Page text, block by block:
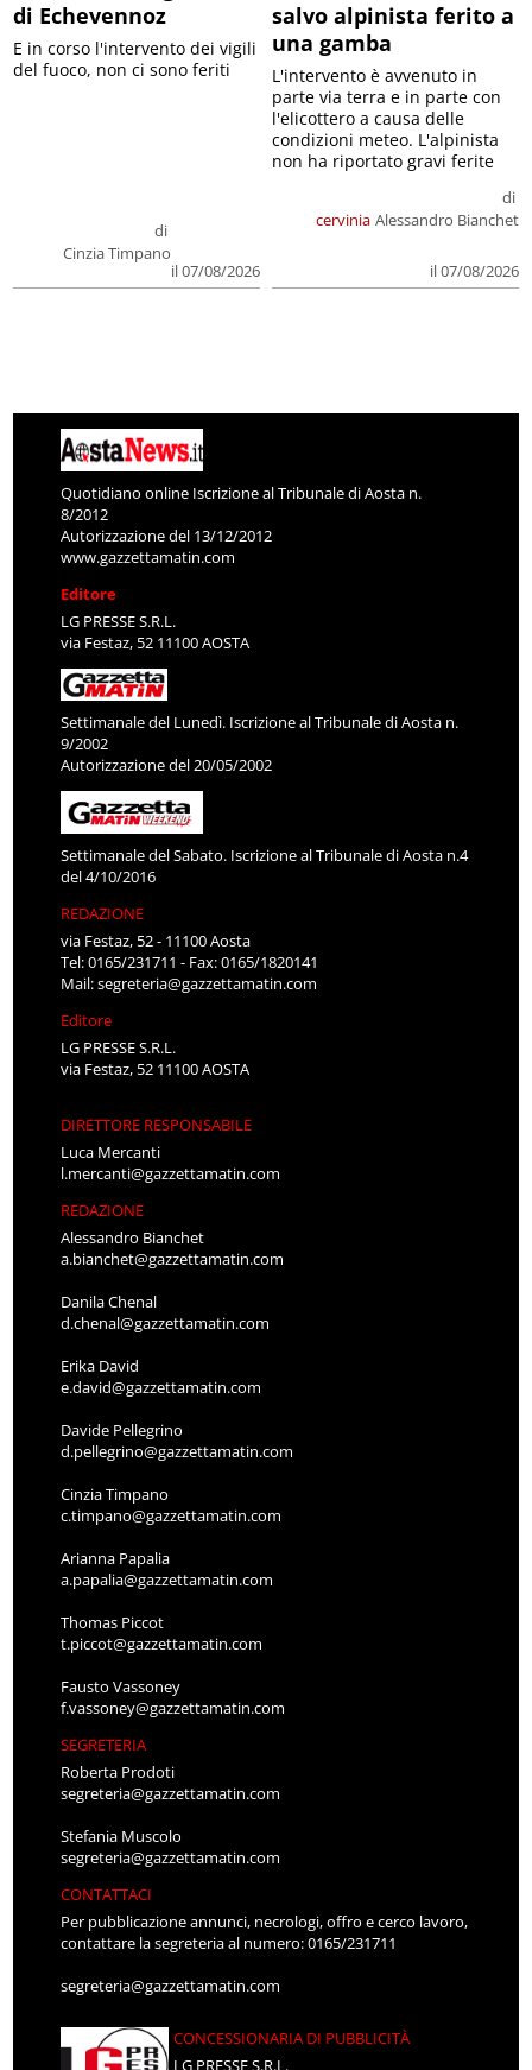
di Echevennoz
di
Cinzia Timpano
il 07/08/2026
E in corso l'intervento dei vigili
del fuoco, non ci sono feriti
salvo alpinista ferito a
una gamba
cervinia
di
Alessandro Bianchet
il 07/08/2026
L'intervento è avvenuto in
parte via terra e in parte con
l'elicottero a causa delle
condizioni meteo. L'alpinista
non ha riportato gravi ferite
Quotidiano online Iscrizione al Tribunale di Aosta n.
8/2012
Autorizzazione del 13/12/2012
www.gazzettamatin.com
Editore
LG PRESSE S.R.L.
via Festaz, 52 11100 AOSTA
Settimanale del Lunedì. Iscrizione al Tribunale di Aosta n.
9/2002
Autorizzazione del 20/05/2002
Settimanale del Sabato. Iscrizione al Tribunale di Aosta n.4
del 4/10/2016
REDAZIONE
via Festaz, 52 - 11100 Aosta
Tel: 0165/231711 - Fax: 0165/1820141
Mail:segreteria@gazzettamatin.com
Editore
LG PRESSE S.R.L.
via Festaz, 52 11100 AOSTA
DIRETTORE RESPONSABILE
Luca Mercanti
l.mercanti@gazzettamatin.com
REDAZIONE
Alessandro Bianchet
a.bianchet@gazzettamatin.com
Danila Chenal
d.chenal@gazzettamatin.com
Erika David
e.david@gazzettamatin.com
Davide Pellegrino
d.pellegrino@gazzettamatin.com
Cinzia Timpano
c.timpano@gazzettamatin.com
Arianna Papalia
a.papalia@gazzettamatin.com
Thomas Piccot
t.piccot@gazzettamatin.com
Fausto Vassoney
f.vassoney@gazzettamatin.com
SEGRETERIA
Roberta Prodoti
segreteria@gazzettamatin.com
Stefania Muscolo
segreteria@gazzettamatin.com
CONTATTACI
Per pubblicazione annunci, necrologi, offro e cerco lavoro,
contattare la segreteria al numero: 0165/231711
segreteria@gazzettamatin.com
CONCESSIONARIA DI PUBBLICITÀ
LG PRESSE S.R.L.